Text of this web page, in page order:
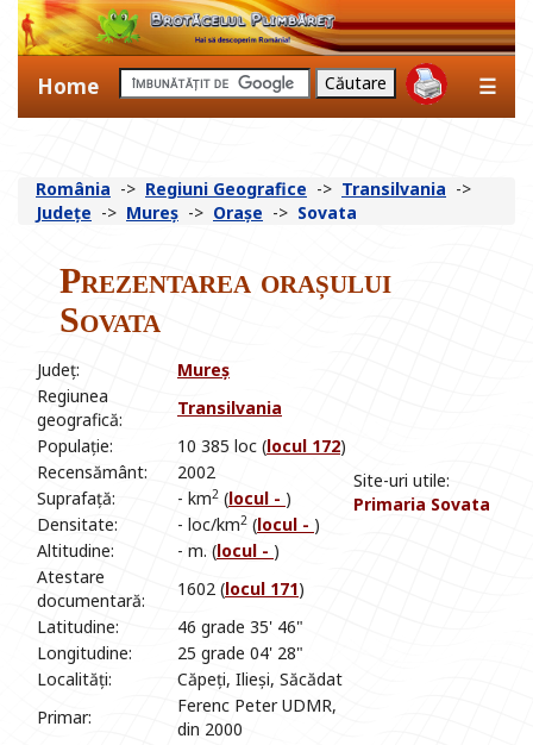
Home ☰
România -> Regiuni Geografice -> Transilvania ->
Județe -> Mureș -> Orașe -> Sovata
Prezentarea orașului
Sovata
Județ: Mureș
Site-uri utile:
Primaria Sovata
Regiunea
geografică:
Transilvania
Populație:
10 385 loc (locul 172)
Recensământ:
2002
Suprafață:
- km2 (locul - )
Densitate:
- loc/km2 (locul - )
Altitudine:
- m. (locul - )
Atestare
documentară:
1602 (locul 171)
Latitudine:
46 grade 35' 46"
Longitudine:
25 grade 04' 28"
Localități:
Căpeți, Ilieși, Săcădat
Primar:
Ferenc Peter UDMR,
din 2000